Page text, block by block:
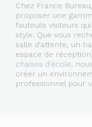
Chez France
proposer une
fauteuils visiteurs
style. Que vous
salle d'attente, un
espace de
chaises d'école,
créer un
professionnel pour